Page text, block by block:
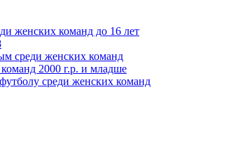
женских команд до 16 лет
среди женских команд
2000 г.р. и младше
среди женских команд